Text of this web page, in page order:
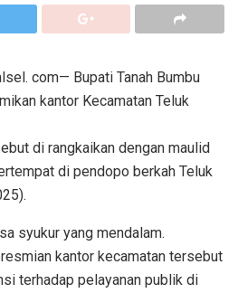
com— Bupati Tanah Bumbu
kantor Kecamatan Teluk
di rangkaikan dengan maulid
di pendopo berkah Teluk
syukur yang mendalam.
kantor kecamatan tersebut
terhadap pelayanan publik di